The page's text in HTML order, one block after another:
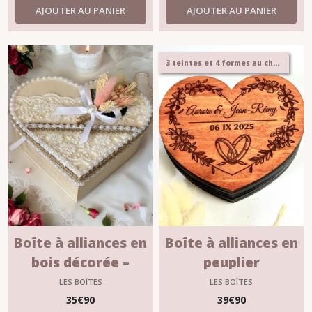
romantique
AJOUTER AU PANIER AJOUTER AU PANIER
Boîte à alliances en
bois décorée –
Collection Amandine
| Mariage
LES BOÎTES
35€90
3 teintes et 4 formes au choix
Boîte à alliances en
peuplier
personnalisée –
Mariage champêtre
LES BOÎTES
39€90